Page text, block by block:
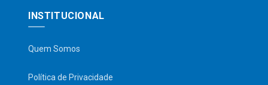
INSTITUCIONAL
Quem Somos
Política de Privacidade